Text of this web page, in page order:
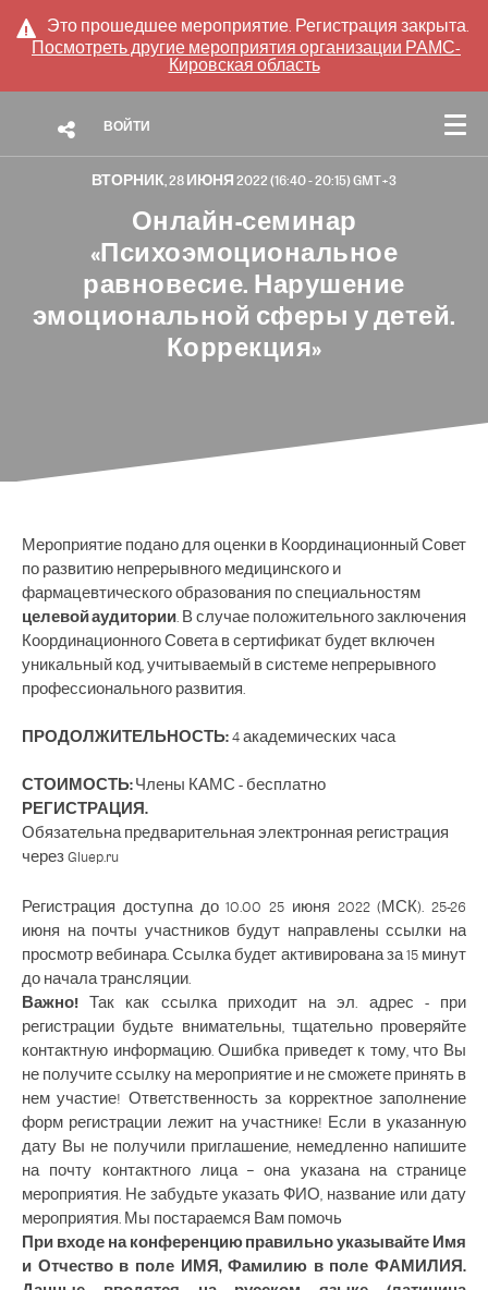
Это прошедшее мероприятие. Регистрация закрыта.
Посмотреть другие мероприятия организации РАМС-
Кировская область
ВОЙТИ
ДЕТАЛИ
ДОКЛАДЧИКИ
СПОНСОРЫ И ПАРТНЕРЫ
ТРАНСЛЯЦИЯ
СВИДЕТЕЛЬСТВО. ЗАЧИСЛЕНИЕ ЗЕТ.
ВТОРНИК, 28 ИЮНЯ 2022 (16:40 - 20:15) GMT+3
Онлайн-семинар
«Психоэмоциональное
равновесие. Нарушение
эмоциональной сферы у детей.
Коррекция»
Мероприятие подано для оценки в Координационный Совет
по развитию непрерывного медицинского и
фармацевтического образования по специальностям
целевой аудитории . В случае положительного заключения
Координационного Совета в сертификат будет включен
уникальный код, учитываемый в системе непрерывного
профессионального развития.
ПРОДОЛЖИТЕЛЬНОСТЬ:4 академических часа
СТОИМОСТЬ:Члены КАМС - бесплатно
РЕГИСТРАЦИЯ.
Обязательна предварительная электронная регистрация
через Gluep.ru
Регистрация доступна до 10.00 25 июня 2022 (МСК). 25-26
июня на почты участников будут направлены ссылки на
просмотр вебинара. Ссылка будет активирована за 15 минут
до начала трансляции.
Важно! Так как ссылка приходит на эл. адрес - при
регистрации будьте внимательны, тщательно проверяйте
контактную информацию. Ошибка приведет к тому, что Вы
не получите ссылку на мероприятие и не сможете принять в
нем участие! Ответственность за корректное заполнение
форм регистрации лежит на участнике! Если в указанную
дату Вы не получили приглашение, немедленно напишите
на почту контактного лица – она указана на странице
мероприятия. Не забудьте указать ФИО, название или дату
мероприятия. Мы постараемся Вам помочь
При входе на конференцию правильно указывайте Имя
и Отчество в поле ИМЯ, Фамилию в поле ФАМИЛИЯ.